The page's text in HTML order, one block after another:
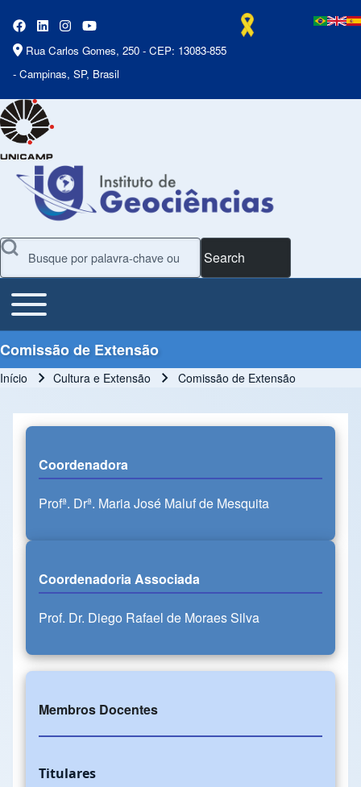
Rua Carlos Gomes, 250 - CEP: 13083-855
- Campinas, SP, Brasil
Search
Main Menu
Toggle main menu
Comissão de Extensão
Início Cultura e Extensão Comissão de Extensão
Coordenadora
Profª. Drª. Maria José Maluf de Mesquita
Coordenadoria Associada
Prof. Dr. Diego Rafael de Moraes Silva
Membros Docentes
Titulares